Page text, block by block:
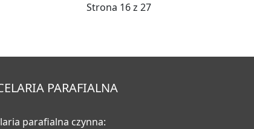
Strona 16 z 27
PARAFIALNA
parafialna czynna: